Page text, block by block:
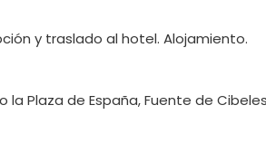
y traslado al hotel. Alojamiento.
Plaza de España, Fuente de